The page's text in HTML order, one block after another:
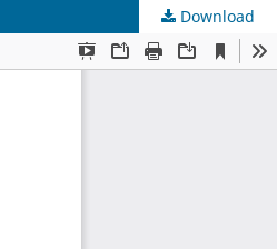
Download